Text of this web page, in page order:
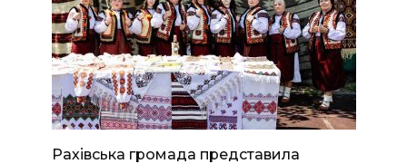
Рахівська громада представила